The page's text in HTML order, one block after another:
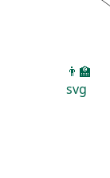
👨‍🏫
svg